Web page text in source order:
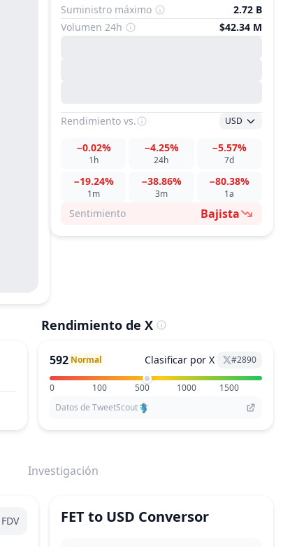
Suministro máximo
2.72 B
Volumen 24h
$42.34 M
Rendimiento vs. USD
1h
−0.02%
24h
−4.25%
7d
−5.57%
1m
−19.24%
3m
−38.86%
1a
−80.38%
Sentimiento Bajista
Rendimiento de X
592 Normal Clasificar por X #2890
0 100 500 1000
1500
Datos de TweetScout
Investigación
FDV FETto USD Conversor